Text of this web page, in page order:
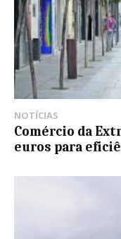
NOTÍCIAS
Comércio da
euros para